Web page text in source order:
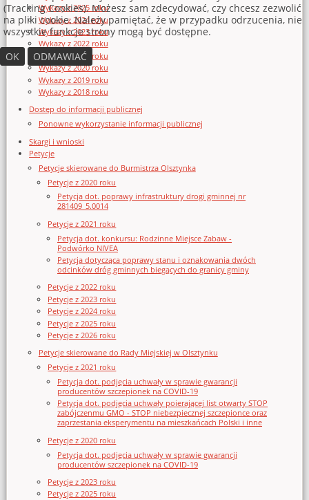
Wykazy z 2025 roku
Wykazy z 2024 roku
Wykazy z 2023 roku
Wykazy z 2022 roku
Wykazy z 2021 roku
Wykazy z 2020 roku
Wykazy z 2019 roku
Wykazy z 2018 roku
Dostęp do informacji publicznej
Ponowne wykorzystanie informacji publicznej
Skargi i wnioski
Petycje
Petycje skierowane do Burmistrza Olsztynka
Petycje z 2020 roku
Petycja dot. poprawy infrastruktury drogi gminnej nr
281409_5.0014
Petycje z 2021 roku
Petycja dot. konkursu: Rodzinne Miejsce Zabaw -
Podwórko NIVEA
Petycja dotycząca poprawy stanu i oznakowania dwóch
odcinków dróg gminnych biegących do granicy gminy
Petycje z 2022 roku
Petycje z 2023 roku
Petycje z 2024 roku
Petycje z 2025 roku
Petycje z 2026 roku
Petycje skierowane do Rady Miejskiej w Olsztynku
Petycje z 2021 roku
Petycja dot. podjęcia uchwały w sprawie gwarancji
producentów szczepionek na COVID-19
Petycja dot. podjęcia uchwały poierającej list otwarty STOP
zabójczenmu GMO - STOP niebezpiecznej szczepionce oraz
zaprzestania eksperymentu na mieszkańcach Polski i inne
Petycje z 2020 roku
Petycja dot. podjęcia uchwały w sprawie gwarancji
producentów szczepionek na COVID-19
Petycje z 2023 roku
Petycje z 2025 roku
(Tracking Cookies). Możesz sam zdecydować, czy chcesz zezwolić
na pliki cookie. Należy pamiętać, że w przypadku odrzucenia, nie
wszystkie funkcje strony mogą być dostępne.
OK
ODMAWIAĆ